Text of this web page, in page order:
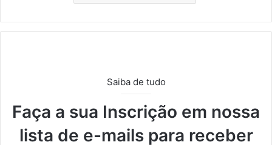
Saiba de tudo
Faça a sua Inscrição em nossa
lista de e-mails para receber